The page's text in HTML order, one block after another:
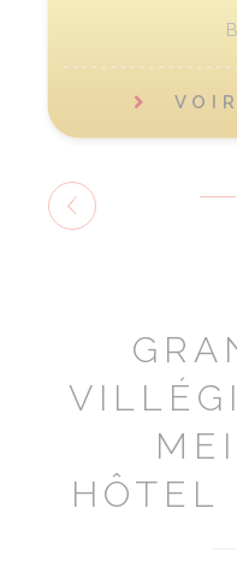
HÔTEL